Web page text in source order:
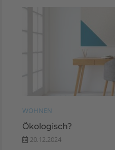
WOHNEN
Ökologisch?
20.12.2024